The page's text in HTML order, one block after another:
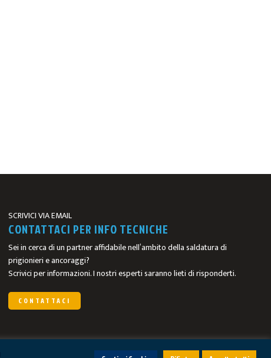
SCRIVICI VIA EMAIL
CONTATTACI PER INFO TECNICHE
Sei in cerca di un partner affidabile nell’ambito della saldatura di
prigionieri e ancoraggi?
Scrivici per informazioni. I nostri esperti saranno lieti di risponderti.
CONTATTACI